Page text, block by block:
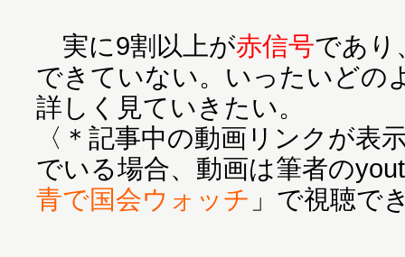
実に9割以上が赤信号であり
できていない。いったいどの
詳しく見ていきたい。
〈＊記事中の動画リンクが表
でいる場合、動画は筆者の
青で国会ウォッチ 」で視聴で